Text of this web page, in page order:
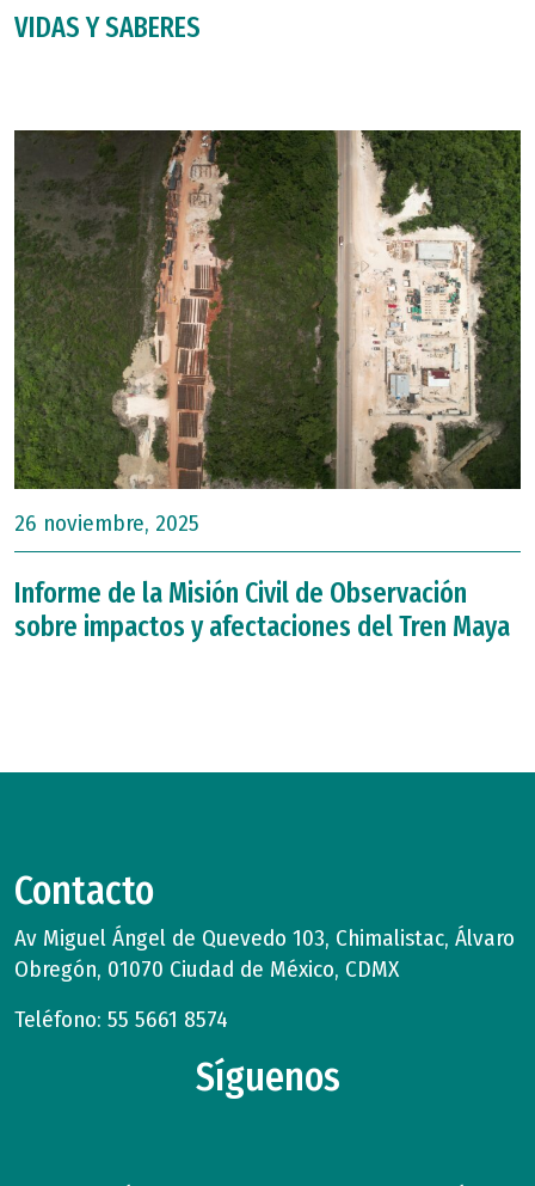
VIDAS Y SABERES
26 noviembre, 2025
Informe de la Misión Civil de Observación
sobre impactos y afectaciones del Tren Maya
Contacto
Av Miguel Ángel de Quevedo 103, Chimalistac, Álvaro
Obregón, 01070 Ciudad de México, CDMX
Teléfono: 55 5661 8574
Síguenos